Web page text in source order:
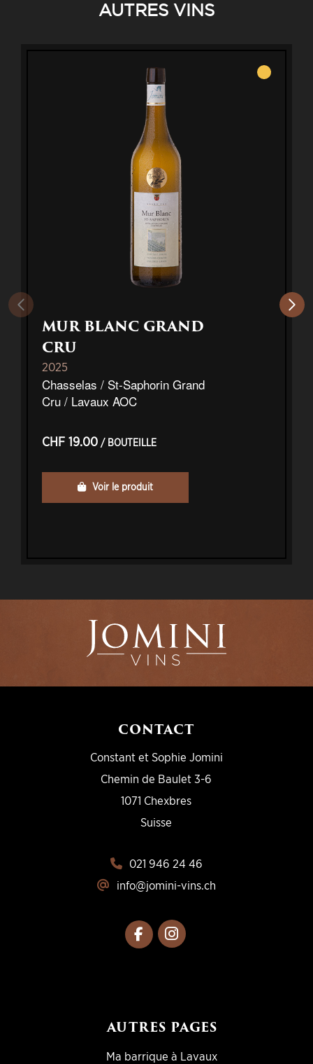
AUTRES VINS
Blanc
MUR BLANC GRAND
CRU
2025
Chasselas / St-Saphorin Grand
Cru / Lavaux AOC
CHF 19.00 / BOUTEILLE
Voir le produit
CONTACT
Constant et Sophie Jomini
Chemin de Baulet 3-6
1071 Chexbres
Suisse
021 946 24 46
info@jomini-vins.ch
AUTRES PAGES
Ma barrique à Lavaux